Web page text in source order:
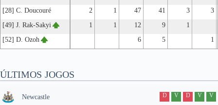
[28] C. Doucouré
2 1 47 41 3
3
[49] J. Rak-Sakyi
1 1 12 9
1
[52] D. Ozoh
6 5 1
ÚLTIMOS JOGOS
Newcastle D V D V V